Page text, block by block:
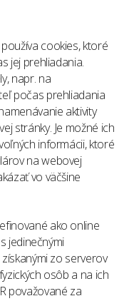
cookies, ktoré
jej prehliadania.
napr. na
počas prehliadania
aktivity
stránky. Je možné ich
informácii, ktoré
na webovej
vo väčšine
ako online
jedinečnými
zo serverov
osôb a na ich
považované za